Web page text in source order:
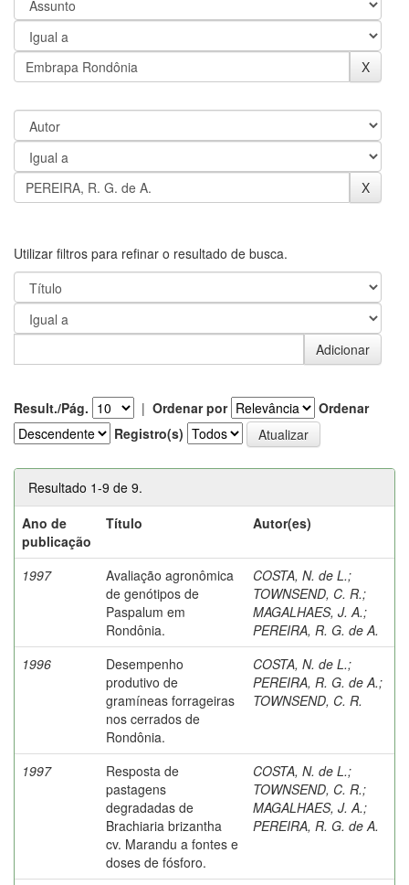
Utilizar filtros para refinar o resultado de busca.
Result./Pág. | Ordenar por
Ordenar
Registro(s)
Resultado 1-9 de 9.
Ano de
publicação
Título Autor(es)
1997
Avaliação agronômica
de genótipos de
Paspalum em
Rondônia.
COSTA, N. de L.;
TOWNSEND, C. R.;
MAGALHAES, J. A.;
PEREIRA, R. G. de A.
1996
Desempenho
produtivo de
gramíneas forrageiras
nos cerrados de
Rondônia.
COSTA, N. de L.;
PEREIRA, R. G. de A.;
TOWNSEND, C. R.
1997
Resposta de
pastagens
degradadas de
Brachiaria brizantha
cv. Marandu a fontes e
doses de fósforo.
COSTA, N. de L.;
TOWNSEND, C. R.;
MAGALHAES, J. A.;
PEREIRA, R. G. de A.